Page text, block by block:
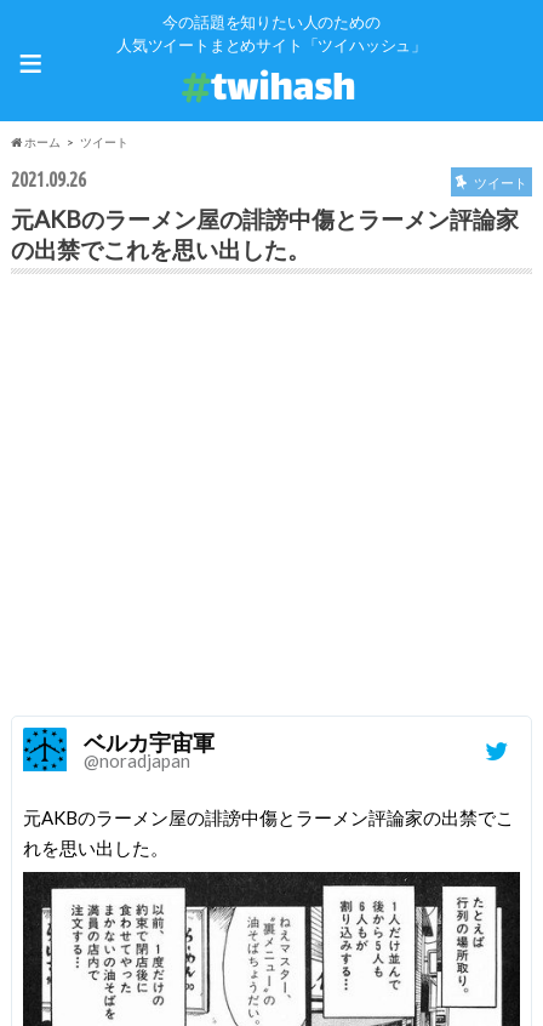
今の話題を知りたい人のための
人気ツイートまとめサイト「ツイハッシュ」
≡
ホーム ツイート
2021.09.26 ツイート
元AKBのラーメン屋の誹謗中傷とラーメン評論家
の出禁でこれを思い出した。
ベルカ宇宙軍
@noradjapan
元AKBのラーメン屋の誹謗中傷とラーメン評論家の出禁でこ
れを思い出した。